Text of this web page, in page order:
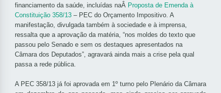
financiamento da saúde, incluídas naÂ Proposta de Emenda à
Constituição 358/13 – PEC do Orçamento Impositivo. A
manifestação, divulgada também à sociedade e à imprensa,
ressalta que a aprovação da matéria, “nos moldes do texto que
passou pelo Senado e sem os destaques apresentados na
Câmara dos Deputados”, agravará ainda mais a crise pela qual
passa a rede pública.
A PEC 358/13 já foi aprovada em 1º turno pelo Plenário da Câmara